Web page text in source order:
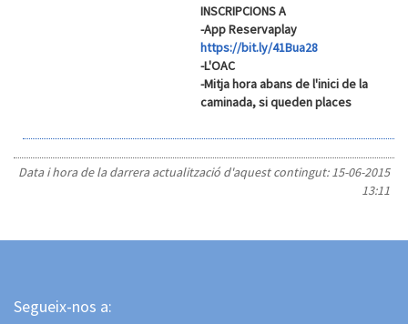
INSCRIPCIONS A
-App Reservaplay
https://bit.ly/41Bua28
-L'OAC
-Mitja hora abans de l'inici de la
caminada, si queden places
Data i hora de la darrera actualització d'aquest contingut:15-06-2015
13:11
Segueix-nos a: